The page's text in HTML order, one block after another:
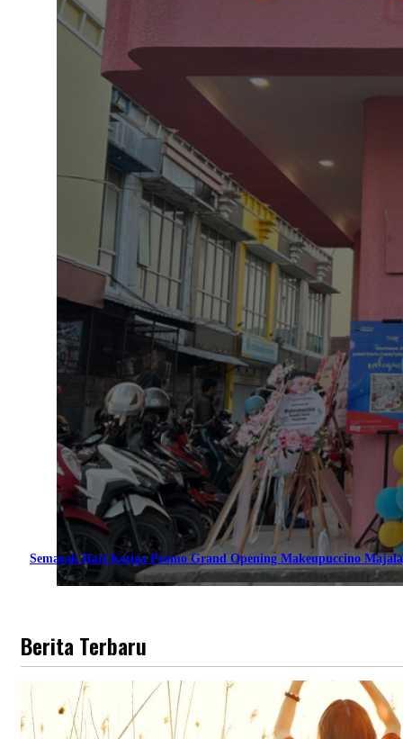
Semarak Hari Ketiga Promo Grand Opening Makeupuccino
Berita Terbaru